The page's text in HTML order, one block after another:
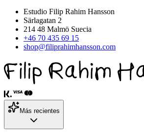
Estudio Filip Rahim Hansson
Särlagatan 2
214 48 Malmö Suecia
+46 70 435 69 15
shop@filiprahimhansson.com
Más recientes